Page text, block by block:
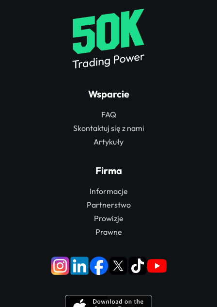
Wsparcie
FAQ
Skontaktuj się z nami
Artykuły
Firma
Informacje
Partnerstwo
Prowizje
Prawne